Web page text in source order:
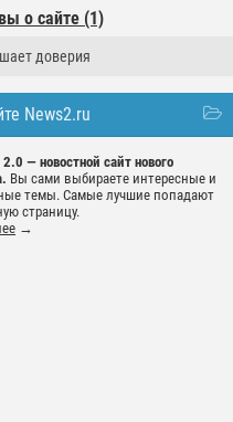
о сайте (1)
доверия
News2.ru
— новостной сайт нового
Вы сами выбираете интересные и
темы. Самые лучшие попадают
страницу.
→